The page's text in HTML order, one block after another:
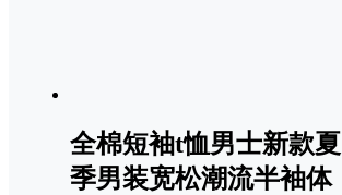
全棉短袖t恤男士新款夏
季男装宽松潮流半袖体